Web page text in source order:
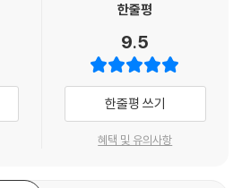
한줄평
9.5
한줄평 쓰기
혜택 및 유의사항